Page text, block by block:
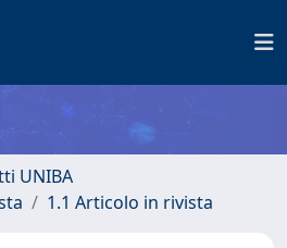
UNIBA
1.1 Articolo in rivista